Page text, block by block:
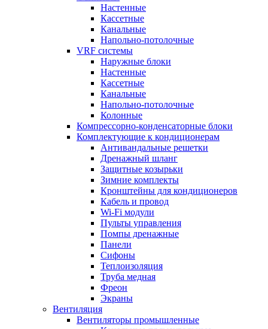
Настенные
Кассетные
Канальные
Напольно-потолочные
VRF системы
Наружные блоки
Настенные
Кассетные
Канальные
Напольно-потолочные
Колонные
Компрессорно-конденсаторные блоки
Комплектующие к кондиционерам
Антивандальные решетки
Дренажный шланг
Защитные козырьки
Зимние комплекты
Кронштейны для кондиционеров
Кабель и провод
Wi-Fi модули
Пульты управления
Помпы дренажные
Панели
Сифоны
Теплоизоляция
Труба медная
Фреон
Экраны
Вентиляция
Вентиляторы промышленные